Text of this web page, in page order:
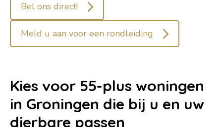
Bel ons direct!
Meld u aan voor een rondleiding
Kies voor 55-plus woningen
in Groningen die bij u en uw
dierbare passen